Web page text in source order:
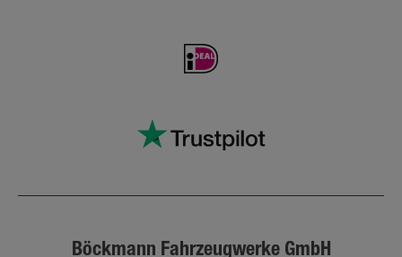
Böckmann Fahrzeugwerke GmbH